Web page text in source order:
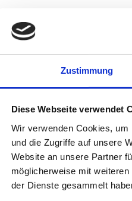
Zustimmung
Diese Webseite verwendet
Wir verwenden Cookies,
und die Zugriffe auf unsere
Website an unsere Partner
möglicherweise mit
der Dienste gesammelt
schmalen Hose
Hosentrends blickt
tragen werden, die
Denim Variante sein.
kann sehr modern
oder hoch tailliert,
sehr lange nicht
muss. Die
wenn man vor